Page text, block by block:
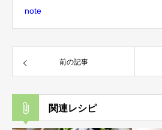
note
前の記事
関連レシピ